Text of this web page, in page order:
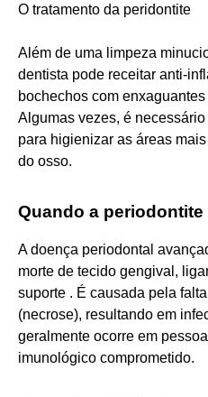
O tratamento da peridontite
Além de uma limpeza
dentista pode receitar anti-
bochechos com
Algumas vezes, é
para higienizar as áreas
do osso.
Quando a periodontite
A doença periodontal
morte de tecido gengival,
suporte . É causada pela
(necrose), resultando em
geralmente ocorre em
imunológico comprometido.